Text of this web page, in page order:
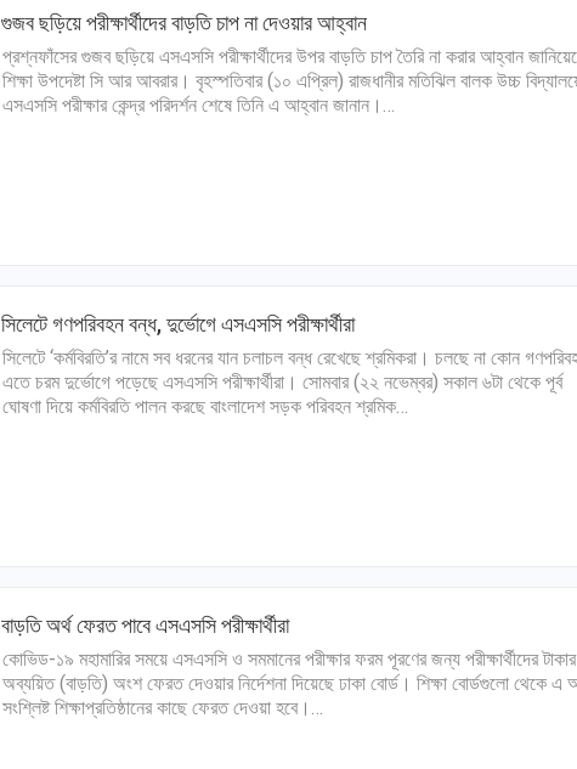
গুজব ছড়িয়ে পরীক্ষার্থীদের বাড়তি চাপ না দেওয়ার আহ্বান
প্রশ্নফাঁসের গুজব ছড়িয়ে এসএসসি পরীক্ষার্থীদের উপর বাড়তি চাপ তৈরি না করার আহ্বান
শিক্ষা উপদেষ্টা সি আর আবরার। বৃহস্পতিবার (১০ এপ্রিল) রাজধানীর মতিঝিল বালক উচ্চ
এসএসসি পরীক্ষার কেন্দ্র পরিদর্শন শেষে তিনি এ আহ্বান জানান।…
সিলেটে গণপরিবহন বন্ধ, দুর্ভোগে এসএসসি পরীক্ষার্থীরা
সিলেটে ‘কর্মবিরতি’র নামে সব ধরনের যান চলাচল বন্ধ রেখেছে শ্রমিকরা। চলছে না কোন
এতে চরম দুর্ভোগে পড়েছে এসএসসি পরীক্ষার্থীরা। সোমবার (২২ নভেম্বর) সকাল ৬টা থেকে পূর্ব
ঘোষণা দিয়ে কর্মবিরতি পালন করছে বাংলাদেশ সড়ক পরিবহন শ্রমিক…
বাড়তি অর্থ ফেরত পাবে এসএসসি পরীক্ষার্থীরা
কোভিড-১৯ মহামারির সময়ে এসএসসি ও সমমানের পরীক্ষার ফরম পূরণের জন্য পরীক্ষার্থীদের টাকার
অব্যয়িত (বাড়তি) অংশ ফেরত দেওয়ার নির্দেশনা দিয়েছে ঢাকা বোর্ড। শিক্ষা বোর্ডগুলো থেকে এ
সংশ্লিষ্ট শিক্ষাপ্রতিষ্ঠানের কাছে ফেরত দেওয়া হবে।…